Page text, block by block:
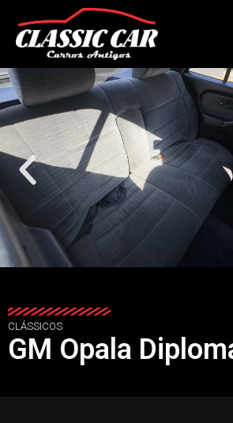
CLÁSSICOS
GM Opala